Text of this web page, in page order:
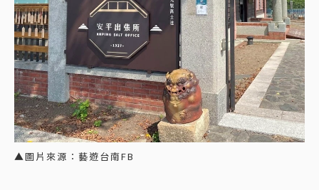
▲圖片來源：藝遊台南FB